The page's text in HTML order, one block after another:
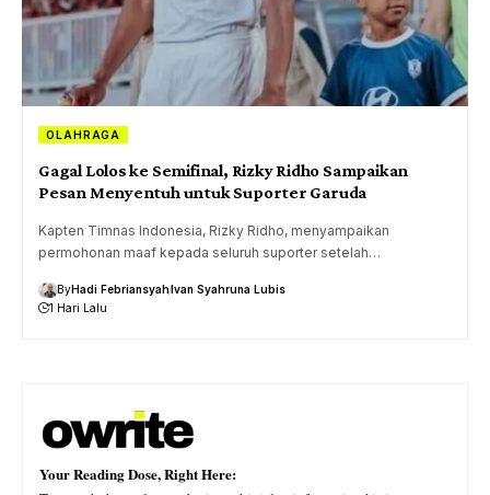
OLAHRAGA
Gagal Lolos ke Semifinal, Rizky Ridho Sampaikan
Pesan Menyentuh untuk Suporter Garuda
Kapten Timnas Indonesia, Rizky Ridho, menyampaikan
permohonan maaf kepada seluruh suporter setelah…
ByHadi FebriansyahIvan Syahruna Lubis
1 Hari Lalu
Your Reading Dose, Right Here: